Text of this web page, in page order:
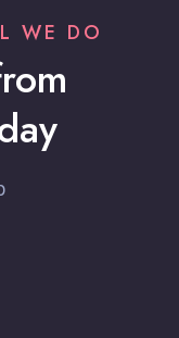
WE DO